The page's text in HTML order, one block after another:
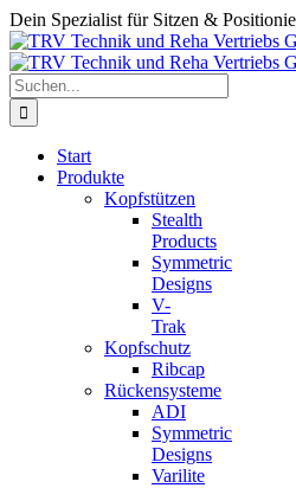
Zum
Inhalt
springen
Dein Spezialist für Sitzen &
Suche
nach:
Start
Produkte
Kopfstützen
Stealth
Products
Symmetric
Designs
V-
Trak
Kopfschutz
Ribcap
Rückensysteme
ADI
Symmetric
Designs
Varilite